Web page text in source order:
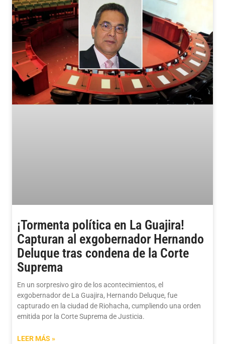
¡Tormenta política en La Guajira!
Capturan al exgobernador Hernando
Deluque tras condena de la Corte
Suprema
En un sorpresivo giro de los acontecimientos, el
exgobernador de La Guajira, Hernando Deluque, fue
capturado en la ciudad de Riohacha, cumpliendo una orden
emitida por la Corte Suprema de Justicia.
LEER MÁS »